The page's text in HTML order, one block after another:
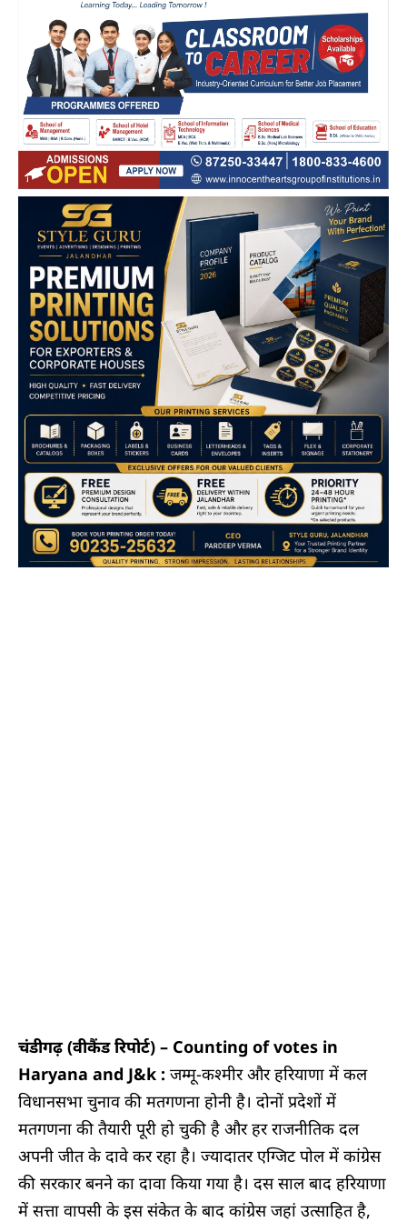
चंडीगढ़ (वीकैंड रिपोर्ट) – Counting of votes in
Haryana and J&k : जम्मू-कश्मीर और हरियाणा में कल
विधानसभा चुनाव की मतगणना होनी है। दोनों प्रदेशों में
मतगणना की तैयारी पूरी हो चुकी है और हर राजनीतिक दल
अपनी जीत के दावे कर रहा है। ज्यादातर एग्जिट पोल में कांग्रेस
की सरकार बनने का दावा किया गया है। दस साल बाद हरियाणा
में सत्ता वापसी के इस संकेत के बाद कांग्रेस जहां उत्साहित है,